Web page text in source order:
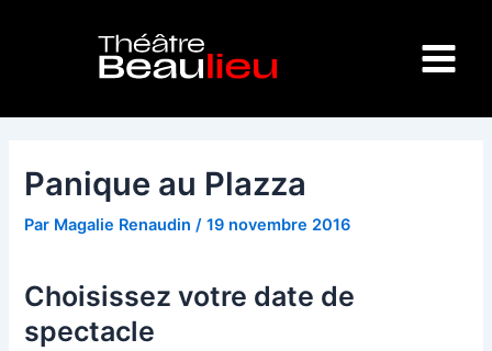
Menu
Panique au Plazza
Par Magalie Renaudin/19 novembre 2016
Choisissez votre date de
spectacle